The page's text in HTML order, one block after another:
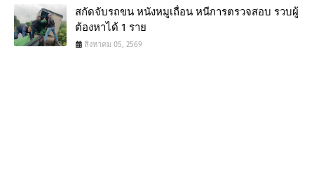
สกัดจับรถขน หนังหมูเถื่อน หนีการตรวจสอบ รวบผู้
ต้องหาได้ 1 ราย
สิงหาคม 05, 2569